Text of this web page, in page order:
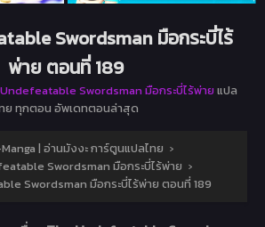
Swordsman มือกระบี่ไร้
พ่าย ตอนที่ 189
Swordsman มือกระบี่ไร้พ่าย แปล
ย ทุกตอน อัพเดทตอนล่าสุด
| อ่านมังงะ การ์ตูนแปลไทย ›
Swordsman มือกระบี่ไร้พ่าย ›
Swordsman มือกระบี่ไร้พ่าย ตอนที่ 189